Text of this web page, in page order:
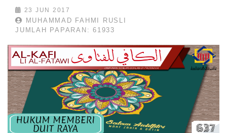
23 JUN 2017
MUHAMMAD FAHMI RUSLI
JUMLAH PAPARAN: 61933